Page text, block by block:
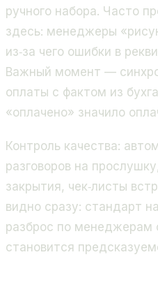
ручного набора. Часто
здесь: менеджеры
из‑за чего ошибки в
Важный момент —
оплаты с фактом из
«оплачено» значило
Контроль качества:
разговоров на
закрытия, чек‑листы
видно сразу: стандарт
разброс по менеджерам
становится